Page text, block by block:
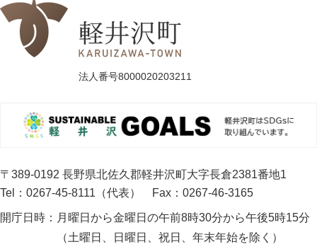
法人番号8000020203211
〒389-0192 長野県北佐久郡軽井沢町大字長倉2381番地1
Tel：0267-45-8111（代表）
Fax：0267-46-3165
開庁日時： 月曜日から金曜日の午前8時30分から午後5時15分
（土曜日、日曜日、祝日、年末年始を除く）